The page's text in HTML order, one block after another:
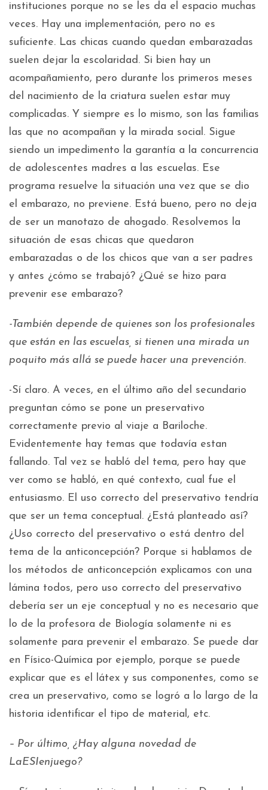
instituciones porque no se les da el espacio muchas
veces. Hay una implementación, pero no es
suficiente. Las chicas cuando quedan embarazadas
suelen dejar la escolaridad. Si bien hay un
acompañamiento, pero durante los primeros meses
del nacimiento de la criatura suelen estar muy
complicadas. Y siempre es lo mismo, son las familias
las que no acompañan y la mirada social. Sigue
siendo un impedimento la garantía a la concurrencia
de adolescentes madres a las escuelas. Ese
programa resuelve la situación una vez que se dio
el embarazo, no previene. Está bueno, pero no deja
de ser un manotazo de ahogado. Resolvemos la
situación de esas chicas que quedaron
embarazadas o de los chicos que van a ser padres
y antes ¿cómo se trabajó? ¿Qué se hizo para
prevenir ese embarazo?
-También depende de quienes son los profesionales
que están en las escuelas, si tienen una mirada un
poquito más allá se puede hacer una prevención.
-Sí claro. A veces, en el último año del secundario
preguntan cómo se pone un preservativo
correctamente previo al viaje a Bariloche.
Evidentemente hay temas que todavía estan
fallando. Tal vez se habló del tema, pero hay que
ver como se habló, en qué contexto, cual fue el
entusiasmo. El uso correcto del preservativo tendría
que ser un tema conceptual. ¿Está planteado así?
¿Uso correcto del preservativo o está dentro del
tema de la anticoncepción? Porque si hablamos de
los métodos de anticoncepción explicamos con una
lámina todos, pero uso correcto del preservativo
debería ser un eje conceptual y no es necesario que
lo de la profesora de Biología solamente ni es
solamente para prevenir el embarazo. Se puede dar
en Físico-Química por ejemplo, porque se puede
explicar que es el látex y sus componentes, como se
crea un preservativo, como se logró a lo largo de la
historia identificar el tipo de material, etc.
– Por último, ¿Hay alguna novedad de
LaESIenjuego?